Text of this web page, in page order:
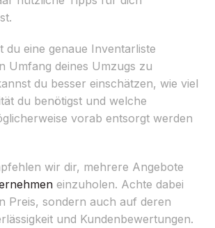
du eine genaue Inventarliste
Umfang deines Umzugs zu
du besser einschätzen, wie viel
du benötigst und welche
vorab entsorgt werden
wir dir, mehrere Angebote
einzuholen. Achte dabei
Preis, sondern auch auf deren
und Kundenbewertungen.